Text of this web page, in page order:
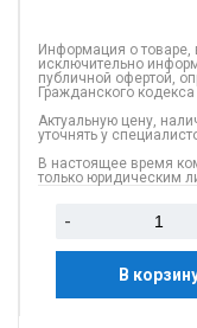
Информация о товаре,
исключительно
публичной офертой,
Гражданского
Актуальную цену,
уточнять у
В настоящее время
только юридическим
-
В